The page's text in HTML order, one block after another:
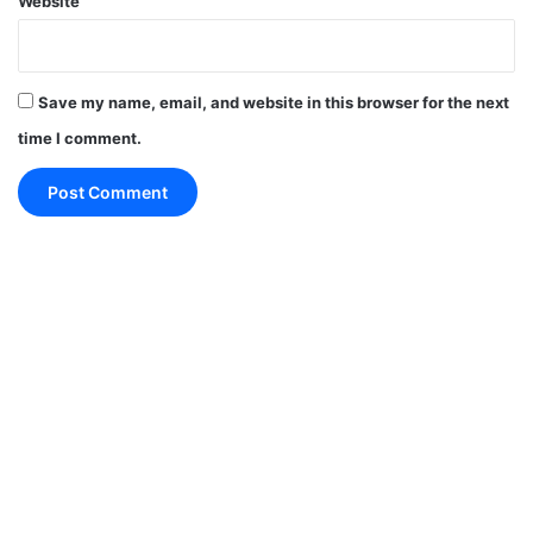
Save my name, email, and website in this browser for the next
time I comment.